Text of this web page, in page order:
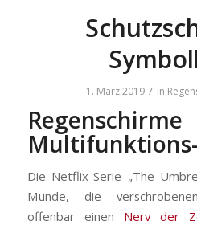
1. März 2019 / in
Die Netflix-Serie „The
Munde, die
offenbar einen Nerv der